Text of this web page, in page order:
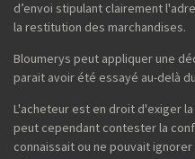
d’envoi stipulant clairement
la restitution des marchandises.
Bloumerys peut appliquer une
parait avoir été essayé au-delà
L'acheteur est en droit d'exiger
peut cependant contester la
connaissait ou ne pouvait